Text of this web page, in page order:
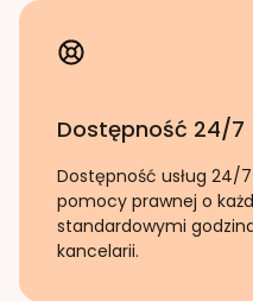
Dostępność 24/7
Dostępność usług 24/
pomocy prawnej o
standardowymi
kancelarii.